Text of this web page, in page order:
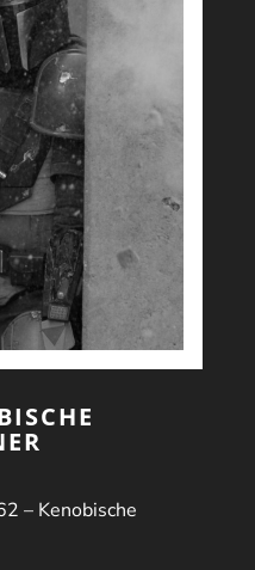
– Kenobische